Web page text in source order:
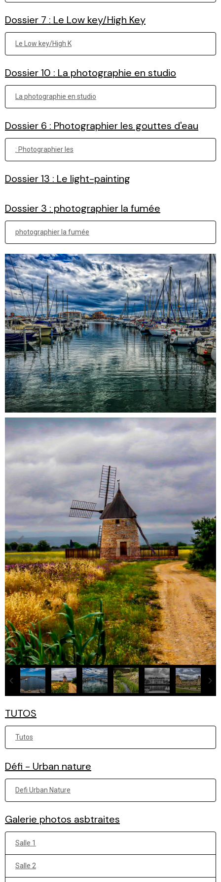
Dossier 7 : Le Low key/High Key
Le Low key/High K
Dossier 10 : La photographie en studio
La photographie en studio
Dossier 6 : Photographier les gouttes d'eau
: Photographier les
Dossier 13 : Le light-painting
Dossier 3 : photographier la fumée
photographier la fumée
TUTOS
Tutos
Défi - Urban nature
Defi Urban Nature
Galerie photos asbtraites
Salle 1
Salle 2